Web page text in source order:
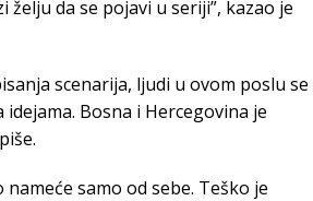
želju da se pojavi u seriji”, kazao je
scenarija, ljudi u ovom poslu se
Bosna i Hercegovina je
nameće samo od sebe. Teško je